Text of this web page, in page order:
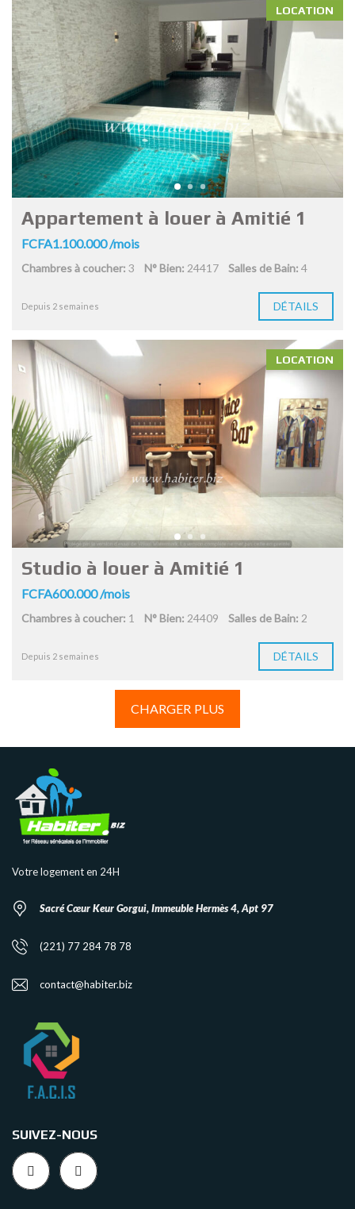
LOCATION
Appartement à louer à Amitié 1
FCFA1.100.000 /mois
Chambres à coucher: 3 N° Bien: 24417 Salles de Bain: 4
Depuis 2 semaines DÉTAILS
LOCATION
Studio à louer à Amitié 1
FCFA600.000 /mois
Chambres à coucher: 1 N° Bien: 24409 Salles de Bain: 2
Depuis 2 semaines DÉTAILS
CHARGER PLUS
Votre logement en 24H
Sacré Cœur Keur Gorgui, Immeuble Hermès 4, Apt 97
(221) 77 284 78 78
contact@habiter.biz
SUIVEZ-NOUS